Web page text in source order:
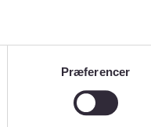
Præferencer